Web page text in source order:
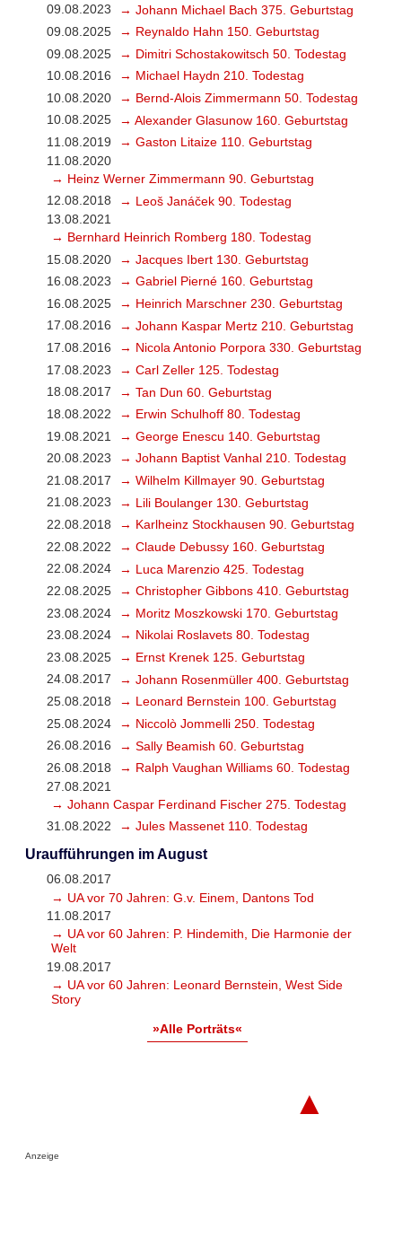
09.08.2023
→ Johann Michael Bach 375. Geburtstag
09.08.2025
→ Reynaldo Hahn 150. Geburtstag
09.08.2025
→ Dimitri Schostakowitsch 50. Todestag
10.08.2016
→ Michael Haydn 210. Todestag
10.08.2020
→ Bernd-Alois Zimmermann 50. Todestag
10.08.2025
→ Alexander Glasunow 160. Geburtstag
11.08.2019
→ Gaston Litaize 110. Geburtstag
11.08.2020
→ Heinz Werner Zimmermann 90. Geburtstag
12.08.2018
→ Leoš Janáček 90. Todestag
13.08.2021
→ Bernhard Heinrich Romberg 180. Todestag
15.08.2020
→ Jacques Ibert 130. Geburtstag
16.08.2023
→ Gabriel Pierné 160. Geburtstag
16.08.2025
→ Heinrich Marschner 230. Geburtstag
17.08.2016
→ Johann Kaspar Mertz 210. Geburtstag
17.08.2016
→ Nicola Antonio Porpora 330. Geburtstag
17.08.2023
→ Carl Zeller 125. Todestag
18.08.2017
→ Tan Dun 60. Geburtstag
18.08.2022
→ Erwin Schulhoff 80. Todestag
19.08.2021
→ George Enescu 140. Geburtstag
20.08.2023
→ Johann Baptist Vanhal 210. Todestag
21.08.2017
→ Wilhelm Killmayer 90. Geburtstag
21.08.2023
→ Lili Boulanger 130. Geburtstag
22.08.2018
→ Karlheinz Stockhausen 90. Geburtstag
22.08.2022
→ Claude Debussy 160. Geburtstag
22.08.2024
→ Luca Marenzio 425. Todestag
22.08.2025
→ Christopher Gibbons 410. Geburtstag
23.08.2024
→ Moritz Moszkowski 170. Geburtstag
23.08.2024
→ Nikolai Roslavets 80. Todestag
23.08.2025
→ Ernst Krenek 125. Geburtstag
24.08.2017
→ Johann Rosenmüller 400. Geburtstag
25.08.2018
→ Leonard Bernstein 100. Geburtstag
25.08.2024
→ Niccolò Jommelli 250. Todestag
26.08.2016
→ Sally Beamish 60. Geburtstag
26.08.2018
→ Ralph Vaughan Williams 60. Todestag
27.08.2021
→ Johann Caspar Ferdinand Fischer 275. Todestag
31.08.2022
→ Jules Massenet 110. Todestag
Uraufführungen im August
06.08.2017
→ UA vor 70 Jahren: G.v. Einem, Dantons Tod
11.08.2017
→ UA vor 60 Jahren: P. Hindemith, Die Harmonie der
Welt
19.08.2017
→ UA vor 60 Jahren: Leonard Bernstein, West Side
Story
»Alle Porträts«
▲
Anzeige